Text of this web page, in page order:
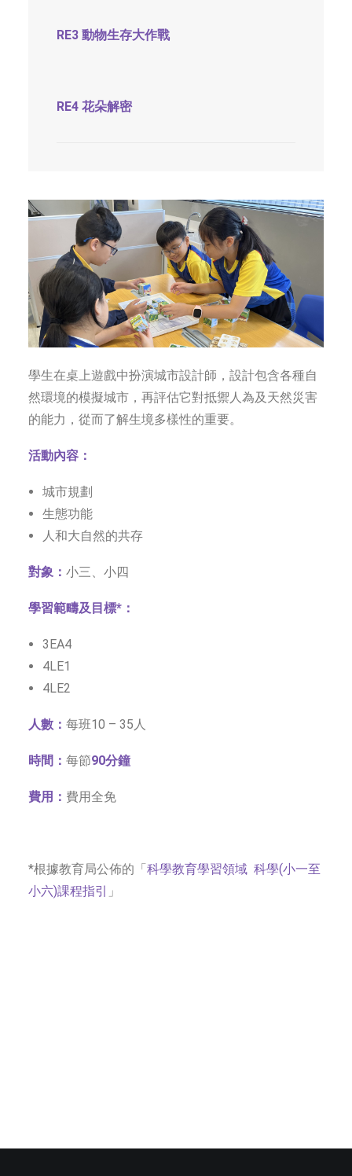
RE3 動物生存大作戰
RE4 花朵解密
學生在桌上遊戲中扮演城市設計師，設計包含各種自
然環境的模擬城市，再評估它對抵禦人為及天然災害
的能力，從而了解生境多樣性的重要。
活動內容：
城市規劃
生態功能
人和大自然的共存
對象： 小三、小四
學習範疇及目標*：
3EA4
4LE1
4LE2
人數： 每班10 – 35人
時間： 每節90分鐘
費用： 費用全免
*根據教育局公佈的「科學教育學習領域 科學(小一至
小六)課程指引 」